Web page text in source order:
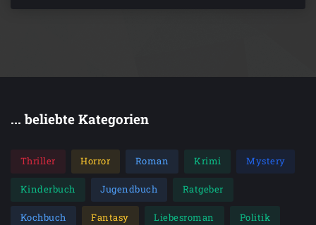
... beliebte Kategorien
Thriller Horror Roman Krimi Mystery
Kinderbuch Jugendbuch Ratgeber
Kochbuch Fantasy Liebesroman Politik